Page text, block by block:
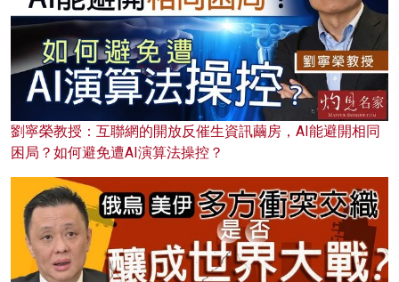
劉寧榮教授：互聯網的開放反催生資訊繭房，AI能避開相同
困局？如何避免遭AI演算法操控？